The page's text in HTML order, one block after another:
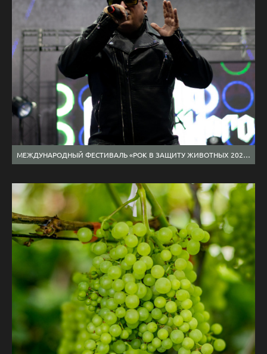
МЕЖДУНАРОДНЫЙ ФЕСТИВАЛЬ «РОК В ЗАЩИТУ ЖИВОТНЫХ 2024» В ХАБАРОВСКЕ